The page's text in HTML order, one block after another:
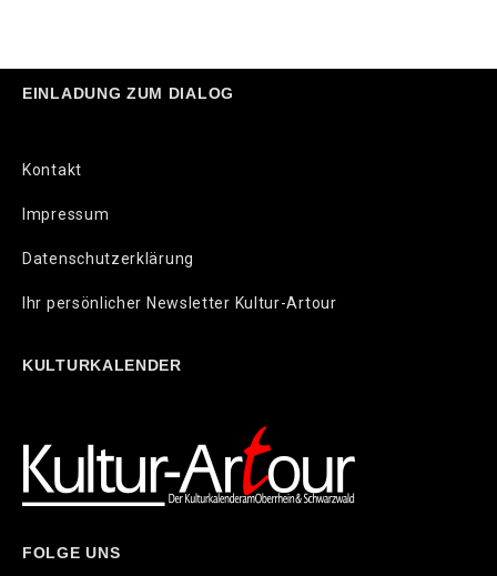
EINLADUNG ZUM DIALOG
Kontakt
Impressum
Datenschutzerklärung
Ihr persönlicher Newsletter Kultur-Artour
KULTURKALENDER
FOLGE UNS